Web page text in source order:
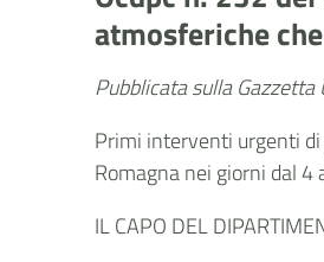
atmosferiche
Pubblicata sulla
Primi interventi urgenti
Romagna nei giorni dal 4
IL CAPO DEL